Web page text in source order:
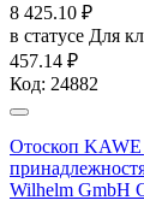
8 425.10 ₽
в статусе Для
457.14 ₽
Код: 24882
Отоскоп KAWE
Wilhelm